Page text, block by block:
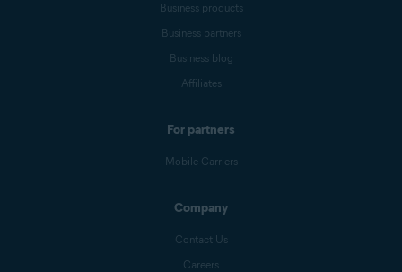
Business products
Business partners
Business blog
Affiliates
For partners
Mobile Carriers
Company
Contact Us
Careers